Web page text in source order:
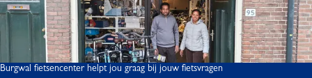
l
s
s
p
o
t
Burgwal fietsencenter helpt jou graag bij jouw fietsvragen